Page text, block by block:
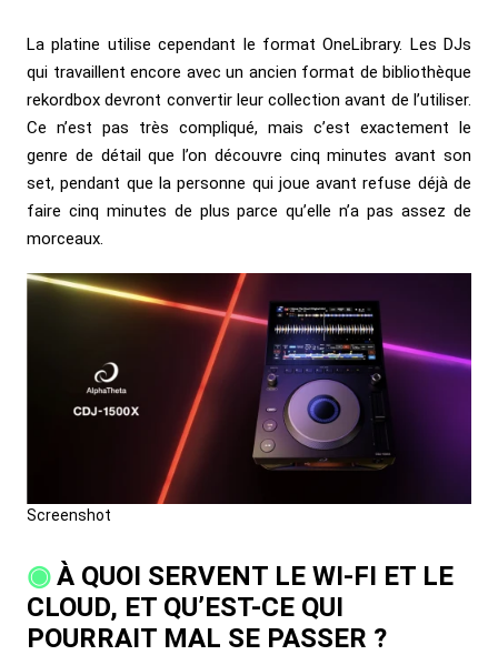
La platine utilise cependant le format OneLibrary. Les DJs
qui travaillent encore avec un ancien format de bibliothèque
rekordbox devront convertir leur collection avant de l’utiliser.
Ce n’est pas très compliqué, mais c’est exactement le
genre de détail que l’on découvre cinq minutes avant son
set, pendant que la personne qui joue avant refuse déjà de
faire cinq minutes de plus parce qu’elle n’a pas assez de
morceaux.
Screenshot
À QUOI SERVENT LE WI-FI ET LE
CLOUD, ET QU’EST-CE QUI
POURRAIT MAL SE PASSER ?